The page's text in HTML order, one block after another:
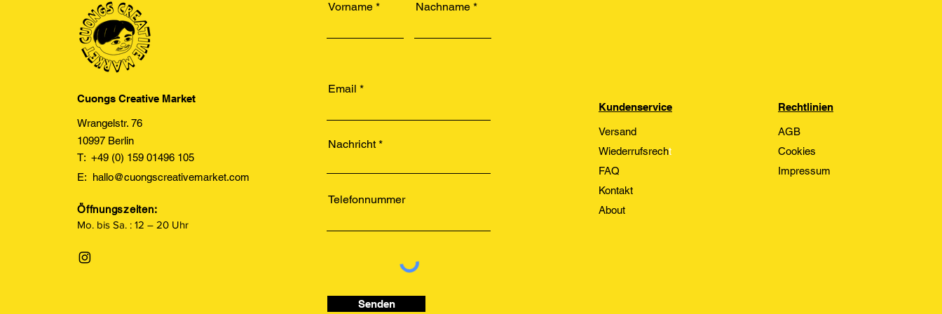
Cuongs Creative Market
Wrangelstr. 76
10997 Berlin
T: +49 (0) 159 01496 105
E: hallo@cuongscreativemarket.com
Öffnungszeiten:
Mo. bis Sa. : 12 – 20 Uhr
Vorname Nachname
Email
Nachricht
Telefonnummer
Senden
Kundenservice
Versand
Wiederrufsrecht
FAQ
Kontakt
About
Rechtlinien
AGB
Cookies
Impressum